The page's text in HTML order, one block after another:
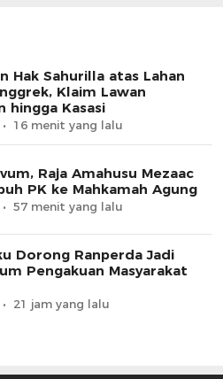
Hak Sahurilla atas Lahan
Klaim Lawan
hingga Kasasi
16 menit yang lalu
Raja Amahusu Mezaac
PK ke Mahkamah Agung
57 menit yang lalu
Dorong Ranperda Jadi
Pengakuan Masyarakat
21 jam yang lalu